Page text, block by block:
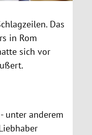
Das
in Rom
sich vor
unter anderem